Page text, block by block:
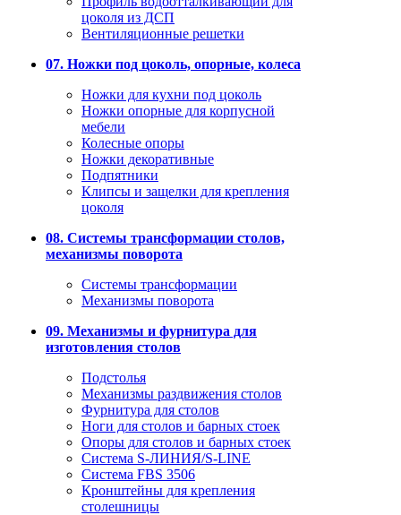
цоколя из ДСП
Вентиляционные решетки
07. Ножки под цоколь, опорные, колеса
Ножки для кухни под цоколь
Ножки опорные для корпусной
мебели
Колесные опоры
Ножки декоративные
Подпятники
Клипсы и защелки для крепления
цоколя
08. Системы трансформации столов,
механизмы поворота
Системы трансформации
Механизмы поворота
09. Механизмы и фурнитура для
изготовления столов
Подстолья
Механизмы раздвижения столов
Фурнитура для столов
Ноги для столов и барных стоек
Опоры для столов и барных стоек
Система S-ЛИНИЯ/S-LINE
Система FBS 3506
Кронштейны для крепления
столешницы